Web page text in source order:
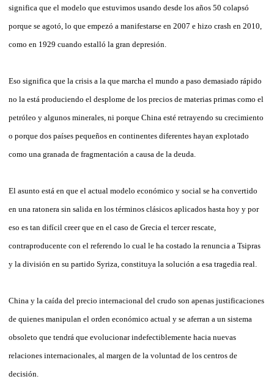
significa que el modelo que estuvimos usando desde los años 50 colapsó
porque se agotó, lo que empezó a manifestarse en 2007 e hizo crash en 2010,
como en 1929 cuando estalló la gran depresión.
Eso significa que la crisis a la que marcha el mundo a paso demasiado rápido
no la está produciendo el desplome de los precios de materias primas como el
petróleo y algunos minerales, ni porque China esté retrayendo su crecimiento
o porque dos países pequeños en continentes diferentes hayan explotado
como una granada de fragmentación a causa de la deuda.
El asunto está en que el actual modelo económico y social se ha convertido
en una ratonera sin salida en los términos clásicos aplicados hasta hoy y por
eso es tan difícil creer que en el caso de Grecia el tercer rescate,
contraproducente con el referendo lo cual le ha costado la renuncia a Tsipras
y la división en su partido Syriza, constituya la solución a esa tragedia real.
China y la caída del precio internacional del crudo son apenas justificaciones
de quienes manipulan el orden económico actual y se aferran a un sistema
obsoleto que tendrá que evolucionar indefectiblemente hacia nuevas
relaciones internacionales, al margen de la voluntad de los centros de
decisión.